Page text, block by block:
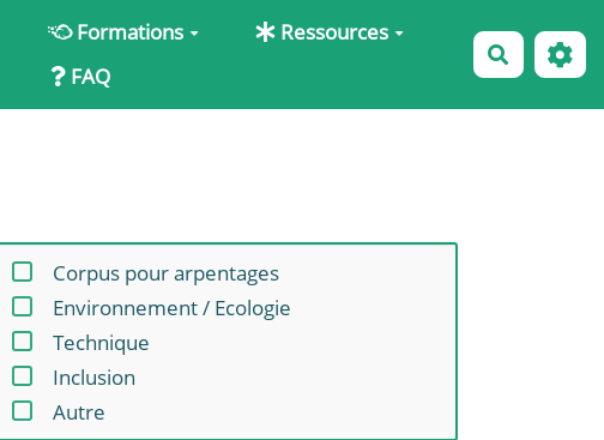
Formations
Ressources
FAQ
Corpus pour arpentages
Environnement / Ecologie
Technique
Inclusion
Autre